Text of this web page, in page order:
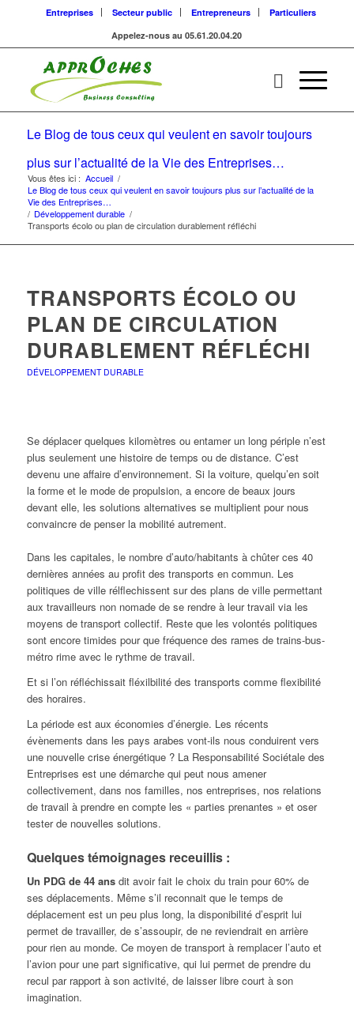
Entreprises Secteur public Entrepreneurs
Particuliers
Appelez-nous au 05.61.20.04.20
Le Blog de tous ceux qui veulent en savoir toujours
plus sur l’actualité de la Vie des Entreprises…
Vous êtes ici : Accueil /
Le Blog de tous ceux qui veulent en savoir toujours plus sur l’actualité de la
Vie des Entreprises…
/ Développement durable /
Transports écolo ou plan de circulation durablement réfléchi
TRANSPORTS ÉCOLO OU
PLAN DE CIRCULATION
DURABLEMENT RÉFLÉCHI
DÉVELOPPEMENT DURABLE
Se déplacer quelques kilomètres ou entamer un long périple n’est
plus seulement une histoire de temps ou de distance. C’est
devenu une affaire d’environnement. Si la voiture, quelqu’en soit
la forme et le mode de propulsion, a encore de beaux jours
devant elle, les solutions alternatives se multiplient pour nous
convaincre de penser la mobilité autrement.
Dans les capitales, le nombre d’auto/habitants à chûter ces 40
dernières années au profit des transports en commun. Les
politiques de ville rélflechissent sur des plans de ville permettant
aux travailleurs non nomade de se rendre à leur travail via les
moyens de transport collectif. Reste que les volontés politiques
sont encore timides pour que fréquence des rames de trains-bus-
métro rime avec le rythme de travail.
Et si l’on réfléchissait fléxilbilité des transports comme flexibilité
des horaires.
La période est aux économies d’énergie. Les récents
évènements dans les pays arabes vont-ils nous conduirent vers
une nouvelle crise énergétique ? La Responsabilité Sociétale des
Entreprises est une démarche qui peut nous amener
collectivement, dans nos familles, nos entreprises, nos relations
de travail à prendre en compte les « parties prenantes » et oser
tester de nouvelles solutions.
Quelques témoignages receuillis :
Un PDG de 44 ansdit avoir fait le choix du train pour 60% de
ses déplacements. Même s’il reconnait que le temps de
déplacement est un peu plus long, la disponibilité d’esprit lui
permet de travailler, de s’assoupir, de ne reviendrait en arrière
pour rien au monde. Ce moyen de transport à remplacer l’auto et
l’avion pour une part significative, qui lui permet de prendre du
recul par rapport à son activité, de laisser libre court à son
imagination.